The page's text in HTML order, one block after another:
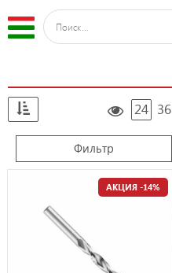
24 36
Фильтр
АКЦИЯ -14%